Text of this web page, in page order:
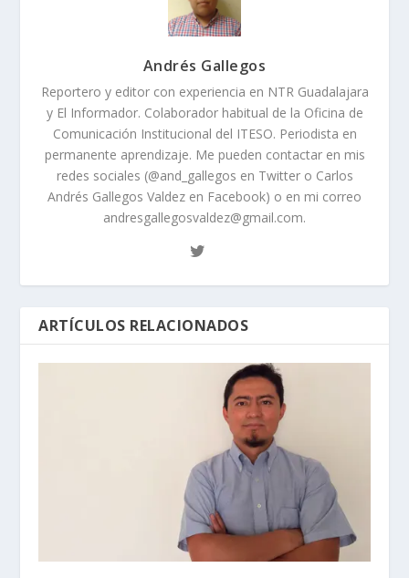
Andrés Gallegos
Reportero y editor con experiencia en NTR Guadalajara
y El Informador. Colaborador habitual de la Oficina de
Comunicación Institucional del ITESO. Periodista en
permanente aprendizaje. Me pueden contactar en mis
redes sociales (@and_gallegos en Twitter o Carlos
Andrés Gallegos Valdez en Facebook) o en mi correo
andresgallegosvaldez@gmail.com.
ARTÍCULOS RELACIONADOS